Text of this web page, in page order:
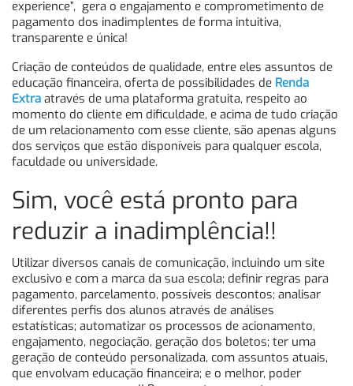
experience”, gera o engajamento e comprometimento de
pagamento dos inadimplentes de forma intuitiva,
transparente e única!
Criação de conteúdos de qualidade, entre eles assuntos de
educação financeira, oferta de possibilidades de Renda
Extra através de uma plataforma gratuita, respeito ao
momento do cliente em dificuldade, e acima de tudo criação
de um relacionamento com esse cliente, são apenas alguns
dos serviços que estão disponíveis para qualquer escola,
faculdade ou universidade.
Sim, você está pronto para
reduzir a inadimplência!!
Utilizar diversos canais de comunicação, incluindo um site
exclusivo e com a marca da sua escola; definir regras para
pagamento, parcelamento, possíveis descontos; analisar
diferentes perfis dos alunos através de análises
estatísticas; automatizar os processos de acionamento,
engajamento, negociação, geração dos boletos; ter uma
geração de conteúdo personalizada, com assuntos atuais,
que envolvam educação financeira; e o melhor, poder